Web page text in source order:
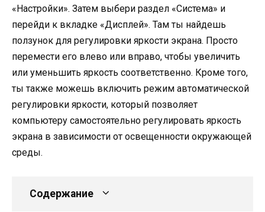
«Настройки». Затем выбери раздел «Система» и
перейди к вкладке «Дисплей». Там ты найдешь
ползунок для регулировки яркости экрана. Просто
перемести его влево или вправо, чтобы увеличить
или уменьшить яркость соответственно. Кроме того,
ты также можешь включить режим автоматической
регулировки яркости, который позволяет
компьютеру самостоятельно регулировать яркость
экрана в зависимости от освещенности окружающей
среды.
Содержание